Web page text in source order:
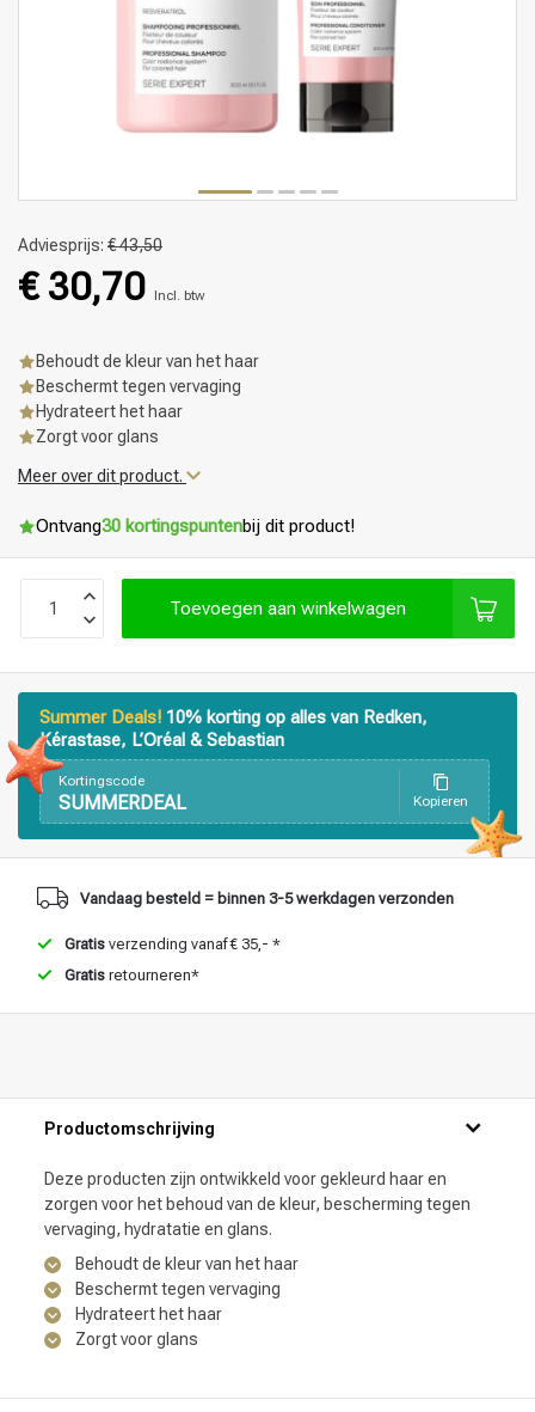
Haarstyling
Adviesprijs: € 43,50
€ 30,70 Incl. btw
Behoudt de kleur van het haar
Beschermt tegen vervaging
Hydrateert het haar
Zorgt voor glans
Meer over dit product.
Ontvang30 kortingspuntenbij dit product!
Toevoegen aan winkelwagen
Summer Deals! 10% korting op alles van Redken,
Kérastase, L’Oréal & Sebastian
Kortingscode
SUMMERDEAL Kopieren
Vandaag besteld = binnen 3-5 werkdagen verzonden
Gratis verzending vanaf € 35,- *
Gratis retourneren*
Productomschrijving
Deze producten zijn ontwikkeld voor gekleurd haar en
zorgen voor het behoud van de kleur, bescherming tegen
vervaging, hydratatie en glans.
Behoudt de kleur van het haar
Beschermt tegen vervaging
Hydrateert het haar
Zorgt voor glans